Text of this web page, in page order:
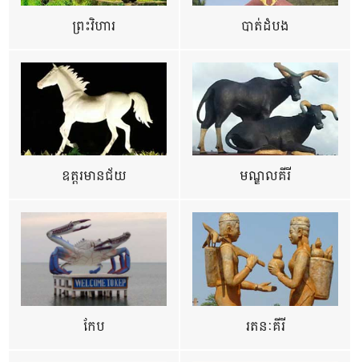
ព្រះវិហារ បាត់ដំបង
ឧត្ដរមានជ័យ មណ្ឌលគីរី
កែប រតនៈគីរី